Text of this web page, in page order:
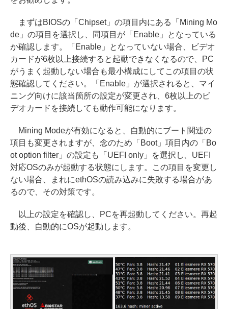
まずはBIOSの「Chipset」の項目内にある「Mining Mo
de」の項目を選択し、同項目が「Enable」となっている
か確認します。「Enable」となっていない場合、ビデオ
カードが6枚以上接続すると起動できなくなるので、PC
がうまく起動しない場合も最小構成にしてこの項目の状
態確認してください。「Enable」が選択されると、マイ
ニング向けに該当箇所の設定が変更され、6枚以上のビ
デオカードを接続しても動作可能になります。
Mining Modeが有効になると、自動的にブート関連の
項目も変更されますが、念のため「Boot」項目内の「Bo
ot option filter」の設定も「UEFI only」を選択し、UEFI
対応OSのみが起動する状態にします。この項目を変更し
ない場合、まれにethOSの読み込みに失敗する場合があ
るので、その対策です。
以上の設定を確認し、PCを再起動してください。再起
動後、自動的にOSが起動します。